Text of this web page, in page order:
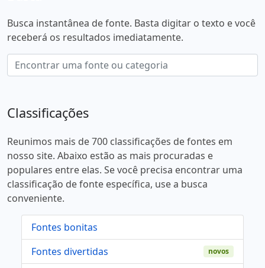
Busca instantânea de fonte. Basta digitar o texto e você
receberá os resultados imediatamente.
Classificações
Reunimos mais de 700 classificações de fontes em
nosso site. Abaixo estão as mais procuradas e
populares entre elas. Se você precisa encontrar uma
classificação de fonte específica, use a busca
conveniente.
Fontes bonitas
Fontes divertidas
novos